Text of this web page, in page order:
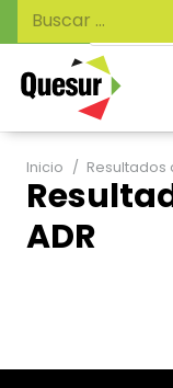
de
Buscar:
Inicio / Resultados
ADR